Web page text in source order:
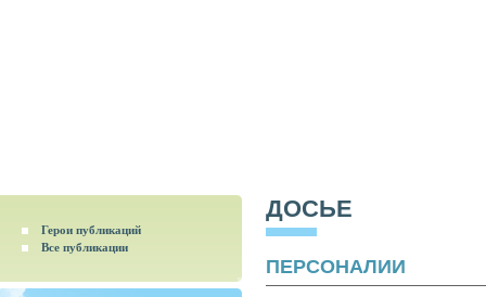
Герои публикаций
Все публикации
ДОСЬЕ
ПЕРСОНАЛИИ